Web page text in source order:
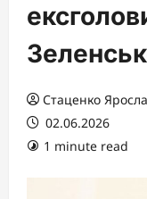
Стаценко
02.06.2026
1 minute read